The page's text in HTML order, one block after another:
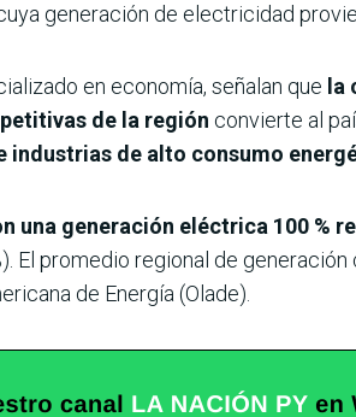
generación de electricidad
en economía, señalan que
de la región convierte al
de alto consumo
una generación eléctrica 100 %
El promedio regional de
de Energía (Olade).